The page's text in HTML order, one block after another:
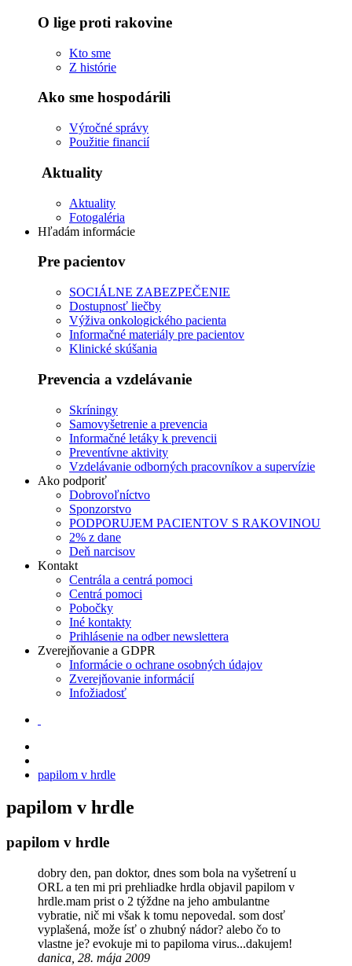
O lige proti rakovine
Kto sme
Z histórie
Ako sme hospodárili
Výročné správy
Použitie financií
Aktuality
Aktuality
Fotogaléria
Hľadám informácie
Pre pacientov
SOCIÁLNE ZABEZPEČENIE
Dostupnosť liečby
Výživa onkologického pacienta
Informačné materiály pre pacientov
Klinické skúšania
Prevencia a vzdelávanie
Skríningy
Samovyšetrenie a prevencia
Informačné letáky k prevencii
Preventívne aktivity
Vzdelávanie odborných pracovníkov a supervízie
Ako podporiť
Dobrovoľníctvo
Sponzorstvo
PODPORUJEM PACIENTOV S RAKOVINOU
2% z dane
Deň narcisov
Kontakt
Centrála a centrá pomoci
Centrá pomoci
Pobočky
Iné kontakty
Prihlásenie na odber newslettera
Zverejňovanie a GDPR
Informácie o ochrane osobných údajov
Zverejňovanie informácií
Infožiadosť
papilom v hrdle
papilom v hrdle
papilom v hrdle
dobry den, pan doktor, dnes som bola na vyšetrení u
ORL a ten mi pri prehliadke hrdla objavil papilom v
hrdle.mam prist o 2 týždne na jeho ambulantne
vybratie, nič mi však k tomu nepovedal. som dosť
vyplašená, može ísť o zhubný nádor? alebo čo to
vlastne je? evokuje mi to papiloma virus...dakujem!
danica, 28. mája 2009